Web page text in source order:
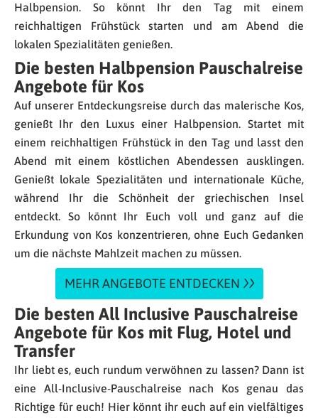
Halbpension. So könnt Ihr den Tag mit einem
reichhaltigen Frühstück starten und am Abend die
lokalen Spezialitäten genießen.
Die besten Halbpension Pauschalreise
Angebote für Kos
Auf unserer Entdeckungsreise durch das malerische Kos,
genießt Ihr den Luxus einer Halbpension. Startet mit
einem reichhaltigen Frühstück in den Tag und lasst den
Abend mit einem köstlichen Abendessen ausklingen.
Genießt lokale Spezialitäten und internationale Küche,
während Ihr die Schönheit der griechischen Insel
entdeckt. So könnt Ihr Euch voll und ganz auf die
Erkundung von Kos konzentrieren, ohne Euch Gedanken
um die nächste Mahlzeit machen zu müssen.
MEHR ANGEBOTE ENTDECKEN
Die besten All Inclusive Pauschalreise
Angebote für Kos mit Flug, Hotel und
Transfer
Ihr liebt es, euch rundum verwöhnen zu lassen? Dann ist
eine All-Inclusive-Pauschalreise nach Kos genau das
Richtige für euch! Hier könnt ihr euch auf ein vielfältiges